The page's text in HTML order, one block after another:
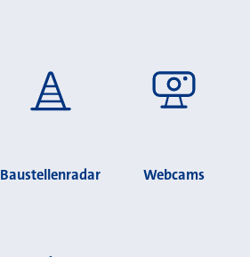
Baustellenradar Webcams